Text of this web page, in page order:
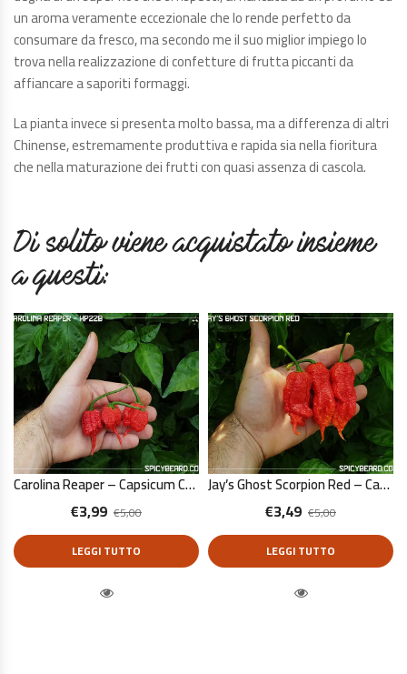
un aroma veramente eccezionale che lo rende perfetto da
consumare da fresco, ma secondo me il suo miglior impiego lo
trova nella realizzazione di confetture di frutta piccanti da
affiancare a saporiti formaggi.
La pianta invece si presenta molto bassa, ma a differenza di altri
Chinense, estremamente produttiva e rapida sia nella fioritura
che nella maturazione dei frutti con quasi assenza di cascola.
Di solito viene acquistato insieme
a questi:
Carolina Reaper – Capsicum Chinense – 10 Semi Puri
€5,00
€3,99
LEGGI TUTTO
Jay’s Ghost Scorpion Red – Capsicum Chinense – 10 Semi Puri
€5,00
€3,49
LEGGI TUTTO